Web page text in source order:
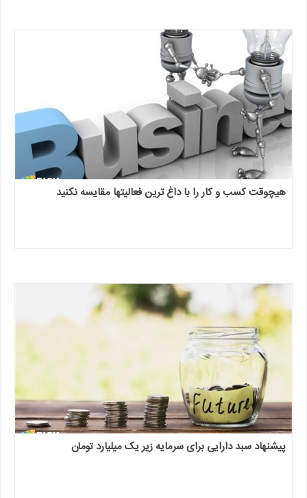
هیچوقت کسب و کار را با داغ ترین فعالیتها مقایسه نکنید
پیشنهاد سبد دارایی برای سرمایه زیر یک میلیارد تومان